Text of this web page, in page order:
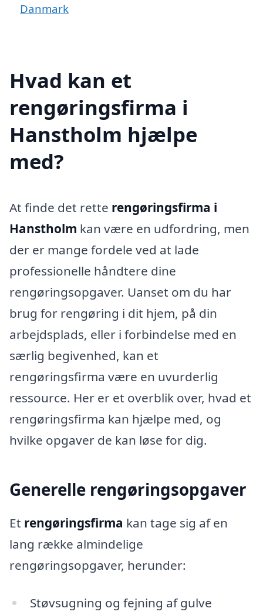
Danmark
Hvad kan et
rengøringsfirma i
Hanstholm hjælpe
med?
At finde det rette rengøringsfirma i
Hanstholm kan være en udfordring, men
der er mange fordele ved at lade
professionelle håndtere dine
rengøringsopgaver. Uanset om du har
brug for rengøring i dit hjem, på din
arbejdsplads, eller i forbindelse med en
særlig begivenhed, kan et
rengøringsfirma være en uvurderlig
ressource. Her er et overblik over, hvad et
rengøringsfirma kan hjælpe med, og
hvilke opgaver de kan løse for dig.
Generelle rengøringsopgaver
Et rengøringsfirma kan tage sig af en
lang række almindelige
rengøringsopgaver, herunder:
Støvsugning og fejning af gulve